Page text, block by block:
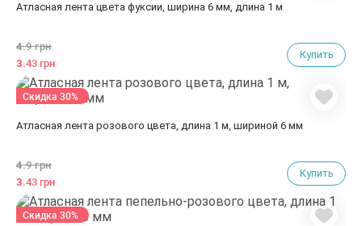
Атласная лента цвета фуксии, ширина 6 мм, длина 1 м
4.9 грн
3.43 грн
Купить
Атласная лента розового цвета, длина 1 м, шириной 6 мм
4.9 грн
3.43 грн
Купить
Скидка 30%
Скидка 30%